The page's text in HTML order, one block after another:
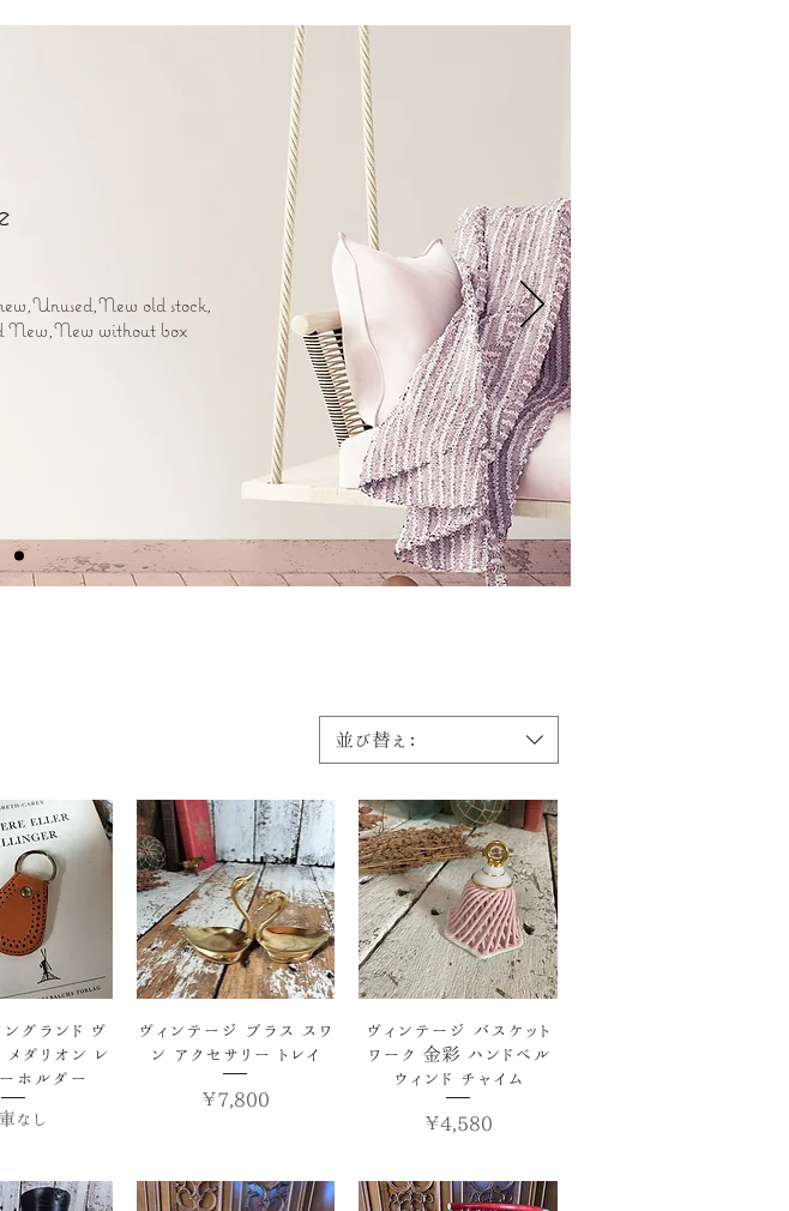
old stock,
New,New without box
並び替え：
クビュー
ングランド ヴ
メダリオン レ
ホルダー
なし
クイックビュー
ヴィンテージ ブラス スワ
ン アクセサリー トレイ
価格
￥7,800
クイックビュー
ヴィンテージ バスケット
ワーク 金彩 ハンドベル
ウィンド チャイム
価格
￥4,580